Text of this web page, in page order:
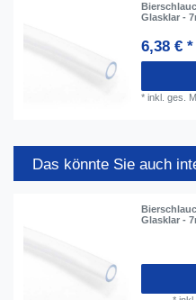
Glasklar -
6,38 € *
*inkl. ges.
Das könnte Sie auch
Glasklar -